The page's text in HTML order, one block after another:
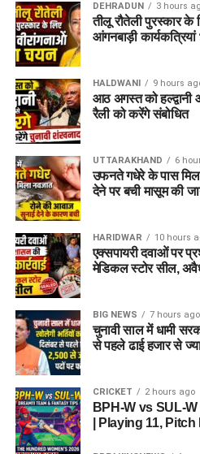
DEHRADUN 3 hours
तीलू रौतेली पुरस्कार के
आंगनबाड़ी कार्यकत्रियां
HALDWANI 9 hours
आठ अगस्त को हल्द्वानी
रैली को करेंगे संबोधित
UTTARAKHAND 6
उफनते गधेरे के पास
देने पर बची मासूम की
HARIDWAR 10 hours
एक्सपायरी दवाओं पर
मेडिकल स्टोर सील,
BIG NEWS 7 hours ago
चुनावी साल में धामी
से पहले ढाई हजार से
CRICKET 2 hours ago
BPH-W vs SUL-
| Playing 11,